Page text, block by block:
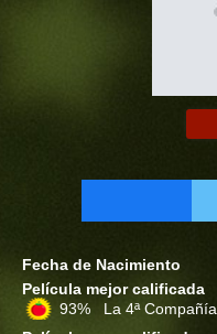
Fecha de Nacimiento
Película mejor calificada
93% La 4ª Compañía